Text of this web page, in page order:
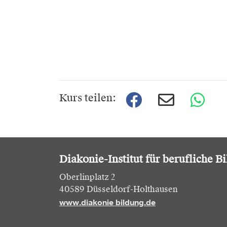
Kurs teilen:
Diakonie-Institut für berufliche
Oberlinplatz 2
40589 Düsseldorf-Holthausen
www.diakonie bildung.de